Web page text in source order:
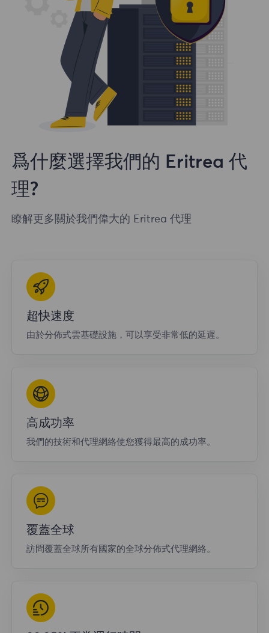
爲什麼選擇我們的 Eritrea 代
理?
瞭解更多關於我們偉大的 Eritrea 代理
超快速度
由於分佈式雲基礎設施，可以享受非常低的延遲。
高成功率
我們的技術和代理網絡使您獲得最高的成功率。
覆蓋全球
訪問覆蓋全球所有國家的全球分佈式代理網絡。